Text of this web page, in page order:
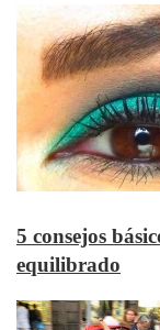
5 consejos
equilibrado